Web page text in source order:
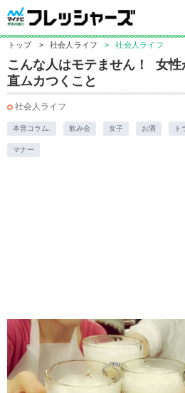
トップ > 社会人ライフ > 社会人ライフ
こんな人はモテません！ 女
直ムカつくこと
社会人ライフ
本音コラム. 飲み会 女子 お酒 ト
マナー